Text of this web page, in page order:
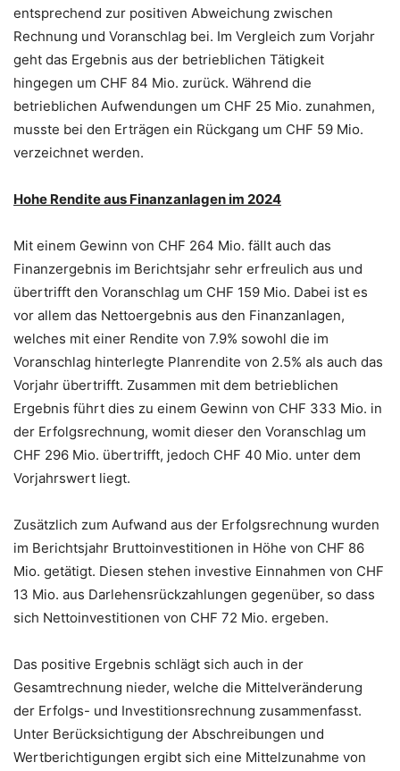
entsprechend zur positiven Abweichung zwischen
Rechnung und Voranschlag bei. Im Vergleich zum Vorjahr
geht das Ergebnis aus der betrieblichen Tätigkeit
hingegen um CHF 84 Mio. zurück. Während die
betrieblichen Aufwendungen um CHF 25 Mio. zunahmen,
musste bei den Erträgen ein Rückgang um CHF 59 Mio.
verzeichnet werden.
Hohe Rendite aus Finanzanlagen im 2024
Mit einem Gewinn von CHF 264 Mio. fällt auch das
Finanzergebnis im Berichtsjahr sehr erfreulich aus und
übertrifft den Voranschlag um CHF 159 Mio. Dabei ist es
vor allem das Nettoergebnis aus den Finanzanlagen,
welches mit einer Rendite von 7.9% sowohl die im
Voranschlag hinterlegte Planrendite von 2.5% als auch das
Vorjahr übertrifft. Zusammen mit dem betrieblichen
Ergebnis führt dies zu einem Gewinn von CHF 333 Mio. in
der Erfolgsrechnung, womit dieser den Voranschlag um
CHF 296 Mio. übertrifft, jedoch CHF 40 Mio. unter dem
Vorjahrswert liegt.
Zusätzlich zum Aufwand aus der Erfolgsrechnung wurden
im Berichtsjahr Bruttoinvestitionen in Höhe von CHF 86
Mio. getätigt. Diesen stehen investive Einnahmen von CHF
13 Mio. aus Darlehensrückzahlungen gegenüber, so dass
sich Nettoinvestitionen von CHF 72 Mio. ergeben.
Das positive Ergebnis schlägt sich auch in der
Gesamtrechnung nieder, welche die Mittelveränderung
der Erfolgs- und Investitionsrechnung zusammenfasst.
Unter Berücksichtigung der Abschreibungen und
Wertberichtigungen ergibt sich eine Mittelzunahme von